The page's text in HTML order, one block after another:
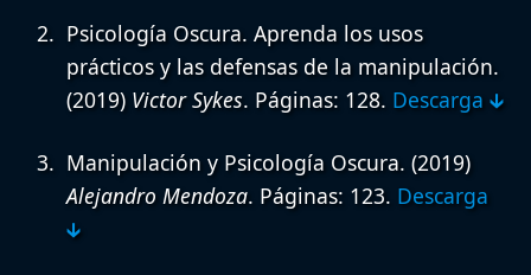
Psicología Oscura. Aprenda los usos
prácticos y las defensas de la manipulación.
(2019) Victor Sykes. Páginas: 128. Descarga 🡳
Manipulación y Psicología Oscura. (2019)
Alejandro Mendoza. Páginas: 123. Descarga
🡳